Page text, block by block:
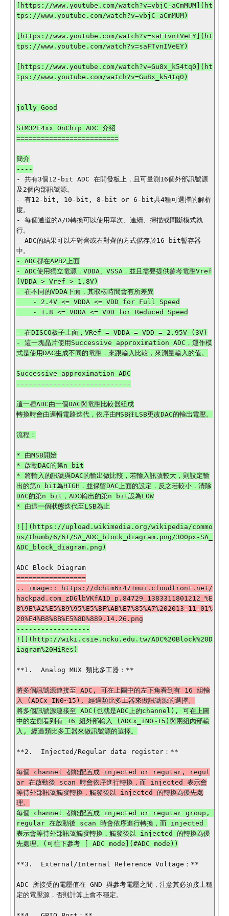
[https://www.youtube.com/watch?v=vbjC-aCmMUM](ht
tps://www.youtube.com/watch?v=vbjC-aCmMUM)
[https://www.youtube.com/watch?v=saFTvnIVeEY](ht
tps://www.youtube.com/watch?v=saFTvnIVeEY)
[https://www.youtube.com/watch?v=Gu8x_k54tq0](ht
tps://www.youtube.com/watch?v=Gu8x_k54tq0)
jolly Good
STM32F4xx OnChip ADC 介紹
=========================
簡介
- 共有3個12-bit ADC 在開發板上，且可量測16個外部訊號源
及2個內部訊號源。
- 有12-bit, 10-bit, 8-bit or 6-bit共4種可選擇的解析
度。
- 每個通道的A/D轉換可以使用單次、連續、掃描或間斷模式執
行。
- ADC的結果可以左對齊或右對齊的方式儲存於16-bit暫存器
- ADC都在APB2上面
- ADC使用獨立電源，VDDA、VSSA，並且需要提供參考電壓Vref
(VDDA > Vref > 1.8V)
- 在不同的VDDA下面，其取樣時間會有所差異
- 在DISCO板子上面，VRef = VDDA = VDD = 2.95V (3V)
- 這一塊晶片使用Successive approximation ADC，運作模
式是使用DAC生成不同的電壓，來跟輸入比較，來測量輸入的值。
Successive approximation ADC
----------------------------
這一種ADC由一個DAC與電壓比較器組成
轉換時會由邏輯電路迭代，依序由MSB往LSB更改DAC的輸出電壓。
流程：
* 由MSB開始
* 啟動DAC的第n bit
* 將輸入的訊號與DAC的輸出做比較，若輸入訊號較大，則設定輸
出的第n bit為HIGH，並保留DAC上面的設定，反之若較小，清除
DAC的第n bit，ADC輸出的第n bit設為LOW
* 由這一個狀態迭代至LSB為止
![](https://upload.wikimedia.org/wikipedia/commo
ns/thumb/6/61/SA_ADC_block_diagram.png/300px-SA_
ADC_block_diagram.png)
=================
.. image:: https://dchtm6r471mui.cloudfront.net/
hackpad.com_zDGlbVKfA1D_p.84729_1383311801212_%E
8%9E%A2%E5%B9%95%E5%BF%AB%E7%85%A7%202013-11-01%
------------------
![](http://wiki.csie.ncku.edu.tw/ADC%20Block%20D
**1.  Analog MUX 類比多工器：**
將多個訊號源連接至 ADC, 可在上圖中的左下角看到有 16 組輸
將多個訊號源連接至 ADC(也就是ADC上的channel), 可在上圖
中的左側看到有 16 組外部輸入 (ADCx_IN0~15)與兩組內部輸
**2.  Injected/Regular data register：**
每個 channel 都能配置成 injected or regular, regul
ar 在啟動後 scan 時會依序進行轉換，而 injected 表示會
等待外部訊號觸發轉換，觸發後以 injected 的轉換為優先處
每個 channel 都能配置成 injected or regular group,
regular 在啟動後 scan 時會依序進行轉換，而 injected
表示會等待外部訊號觸發轉換，觸發後以 injected 的轉換為優
**3.  External/Internal Reference Voltage：**
ADC 所接受的電壓值在 GND 與參考電壓之間，注意其必須接上穩
定的電壓源，否則計算上會不穩定。